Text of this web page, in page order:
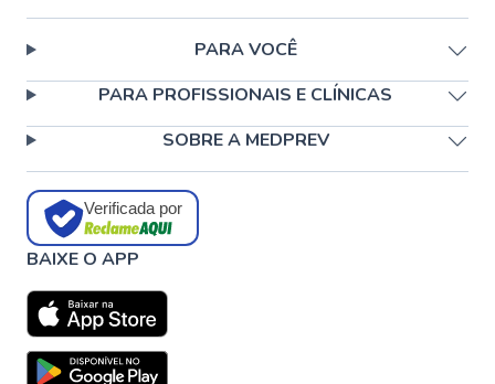
PARA VOCÊ
PARA PROFISSIONAIS E CLÍNICAS
SOBRE A MEDPREV
Verificada por
BAIXE O APP